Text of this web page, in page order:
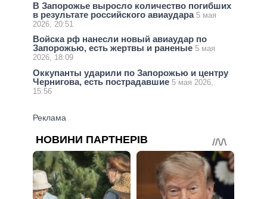
В Запорожье выросло количество погибших
в результате российского авиаудара 5 мая
2026, 20:51
Войска рф нанесли новый авиаудар по
Запорожью, есть жертвы и раненые 5 мая
2026, 18:09
Оккупанты ударили по Запорожью и центру
Чернигова, есть пострадавшие 5 мая 2026,
15:56